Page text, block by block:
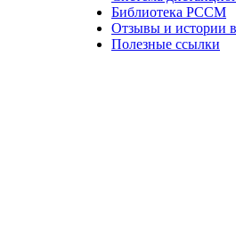
Библиотека РССМ
Отзывы и истории
Полезные ссылки